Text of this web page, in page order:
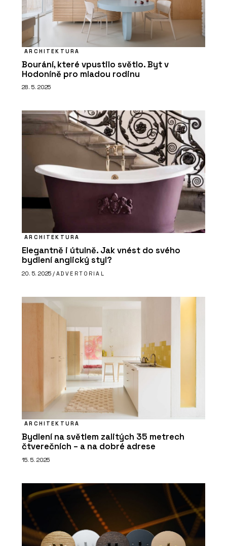
ARCHITEKTURA
Bourání, které vpustilo světlo. Byt v
Hodoníně pro mladou rodinu
28. 5. 2025
ARCHITEKTURA
Elegantně i útulně. Jak vnést do svého
bydlení anglický styl?
20. 5. 2025 / ADVERTORIAL
ARCHITEKTURA
Bydlení na světlem zalitých 35 metrech
čtverečních – a na dobré adrese
15. 5. 2025